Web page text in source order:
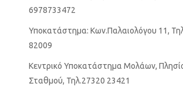
6978733472
Υποκατάστημα: Κων.Παλαιολόγου 11,
82009
Κεντρικό Υποκατάστημα Μολάων,
Σταθμού, Τηλ.27320 23421